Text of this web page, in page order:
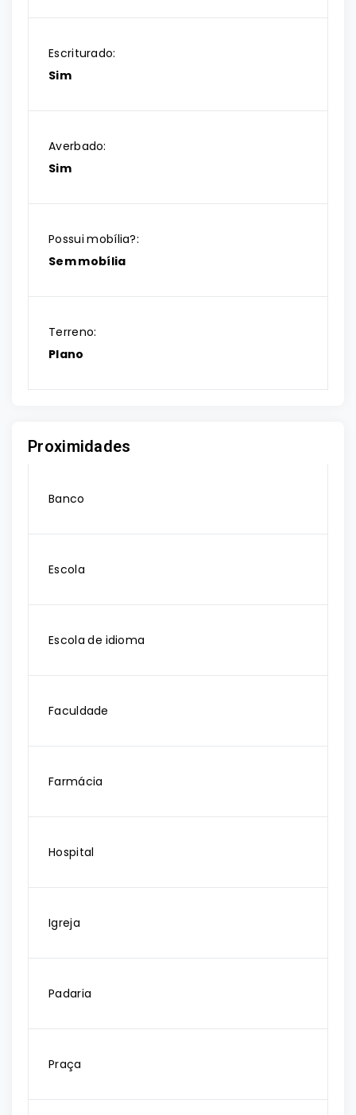
Escriturado:
Sim
Averbado:
Sim
Possui mobília?:
Sem mobília
Terreno:
Plano
Proximidades
Banco
Escola
Escola de idioma
Faculdade
Farmácia
Hospital
Igreja
Padaria
Praça